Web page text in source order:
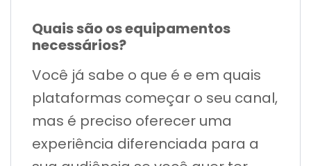
Quais são os equipamentos
necessários?
Você já sabe o que é e em quais
plataformas começar o seu canal,
mas é preciso oferecer uma
experiência diferenciada para a